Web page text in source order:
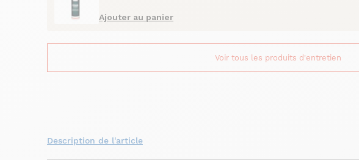
Ajouter au panier
Voir tous les produits d'entretien
Description de l'article